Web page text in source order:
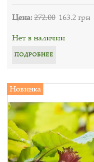
Цена:272.00 163.2 грн
Нет в наличии
ПОДРОБНЕЕ
Новинка